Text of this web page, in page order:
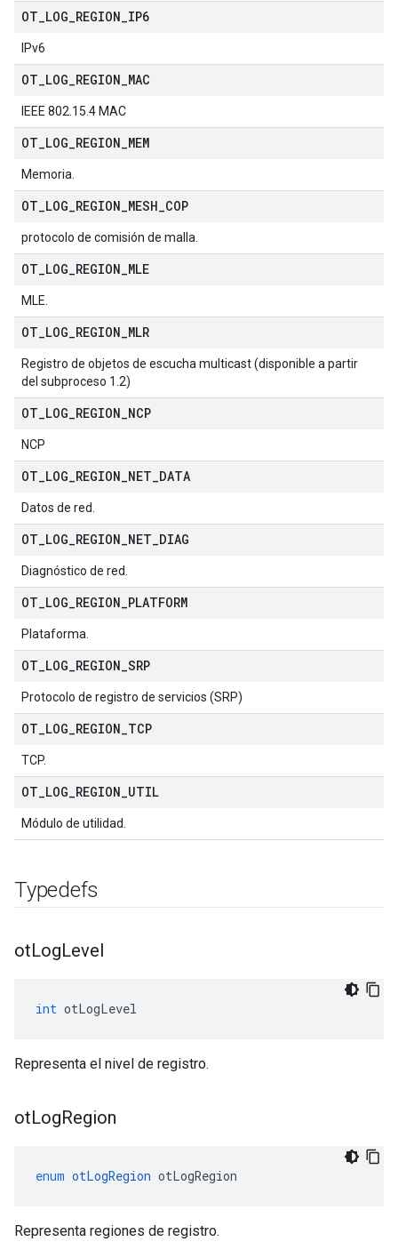
OT LOG REGION IP6
IPv6
OT LOG REGION MAC
IEEE 802.15.4 MAC
OT LOG REGION MEM
Memoria.
OT LOG REGION MESH COP
protocolo de comisión de malla.
OT LOG REGION MLE
MLE.
OT LOG REGION MLR
Registro de objetos de escucha multicast (disponible a partir
del subproceso 1.2)
OT LOG REGION NCP
NCP
OT LOG REGION NET DATA
Datos de red.
OT LOG REGION NET DIAG
Diagnóstico de red.
OT LOG REGION PLATFORM
Plataforma.
OT LOG REGION SRP
Protocolo de registro de servicios (SRP)
OT LOG REGION TCP
TCP.
OT LOG REGION UTIL
Módulo de utilidad.
Typedefs
otLogLevel
int otLogLevel
Representa el nivel de registro.
otLogRegion
enum otLogRegion otLogRegion
Representa regiones de registro.